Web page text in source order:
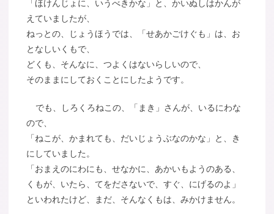
「ほけんじょに、いうべきかな」と、かいぬしはかんが
えていましたが、
ねっとの、じょうほうでは、「せあかごけぐも」は、お
となしいくもで、
どくも、そんなに、つよくはないらしいので、
そのままにしておくことにしたようです。
でも、しろくろねこの、「まき」さんが、いるにわな
ので、
「ねこが、かまれても、だいじょうぶなのかな」と、き
にしていました。
「おまえのにわにも、せなかに、あかいもようのある、
くもが、いたら、てをださないで、すぐ、にげるのよ」
といわれたけど、まだ、そんなくもは、みかけません。